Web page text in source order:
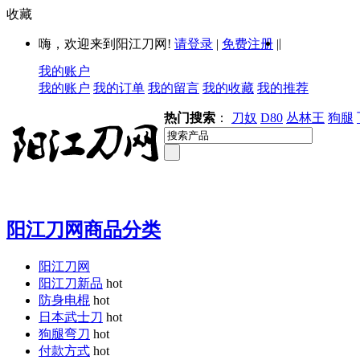
收藏
嗨，欢迎来到阳江刀网! 请登录 | 免费注册 ||
我的账户
我的账户 我的订单 我的留言 我的收藏 我的推荐
热门搜索 ： 刀奴 D80 丛林王 狗腿
阳江刀网商品分类
阳江刀网
阳江刀新品 hot
防身电棍 hot
日本武士刀 hot
狗腿弯刀 hot
付款方式 hot